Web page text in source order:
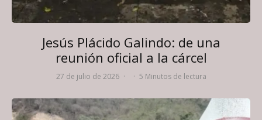
Jesús Plácido Galindo: de una
reunión oficial a la cárcel
27 de julio de 2026 · · 5 Minutos de lectura